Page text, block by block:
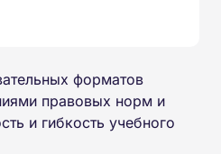
форматов
правовых норм и
и гибкость учебного